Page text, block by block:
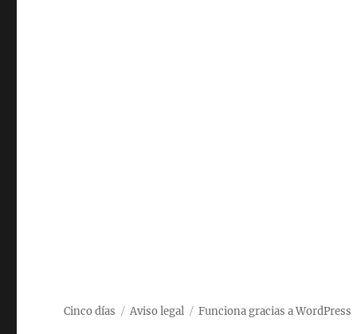
Cinco días Aviso legal Funciona gracias a WordPress